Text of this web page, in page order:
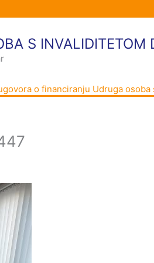
S INVALIDITETOM
o financiranju Udruga